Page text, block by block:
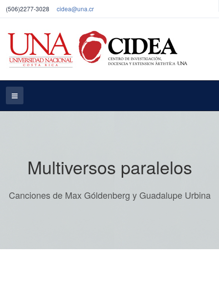
(506)2277-3028 cidea@una.cr
Multiversos paralelos
Canciones de Max Góldenberg y Guadalupe Urbina